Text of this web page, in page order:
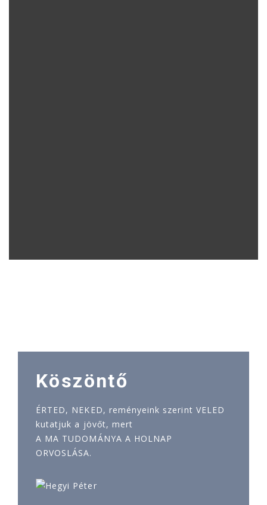
Köszöntő
ÉRTED, NEKED, reményeink szerint VELED
kutatjuk a jövőt, mert
A MA TUDOMÁNYA A HOLNAP
ORVOSLÁSA.